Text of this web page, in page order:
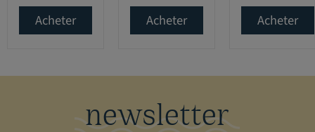
Acheter Acheter Acheter
newsletter